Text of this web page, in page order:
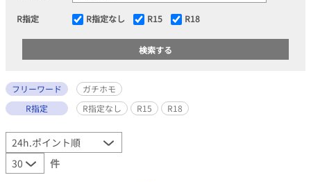
R指定 R指定なし R15 R18
フリーワード
ガチホモ
R指定
R指定なし R15 R18
件